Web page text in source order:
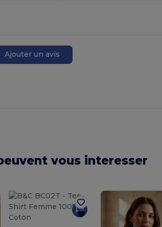
Ajouter un avis
vous interesser